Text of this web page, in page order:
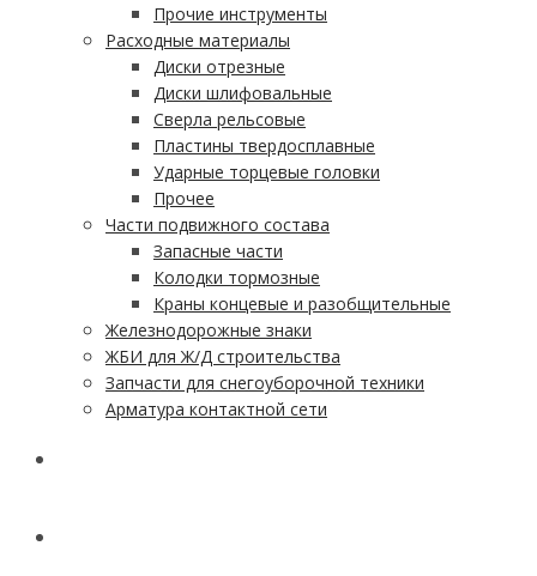
Прочие инструменты
Расходные материалы
Диски отрезные
Диски шлифовальные
Сверла рельсовые
Пластины твердосплавные
Ударные торцевые головки
Прочее
Части подвижного состава
Запасные части
Колодки тормозные
Краны концевые и разобщительные
Железнодорожные знаки
ЖБИ для Ж/Д строительства
Запчасти для снегоуборочной техники
Арматура контактной сети